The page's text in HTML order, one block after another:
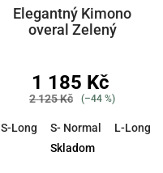
Elegantný Kimono
overal Zelený
1 185 Kč
2 125 Kč (–44 %)
S-Long S- Normal
L-Long
Skladom